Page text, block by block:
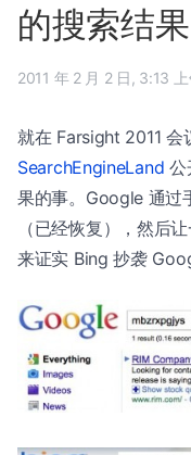
的搜索结果
2011 年 2 月 2 日,
就在 Farsight 2011 会
SearchEngineLand 公
果的事。Google 通过
（已经恢复），然后
来证实 Bing 抄袭